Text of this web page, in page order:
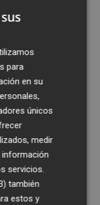
Albinegra con
a Castalia
de
correo
para
en su
únicos
medir
información
servicios.
también
estos y